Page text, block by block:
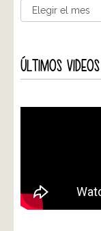
ÚLTIMOS VIDEOS